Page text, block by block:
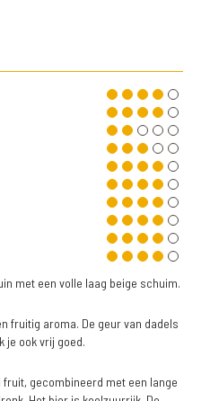
met een volle laag beige schuim.
fruitig aroma. De geur van dadels
je ook vrij goed.
fruit, gecombineerd met een lange